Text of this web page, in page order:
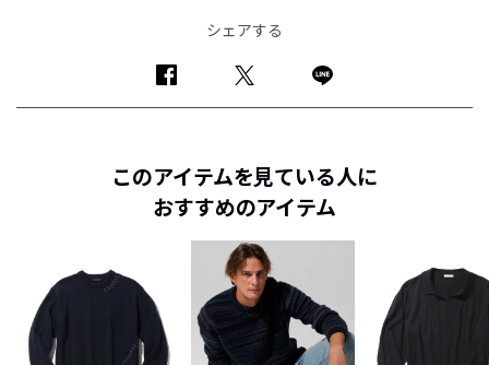
シェアする
このアイテムを見ている人に
おすすめのアイテム